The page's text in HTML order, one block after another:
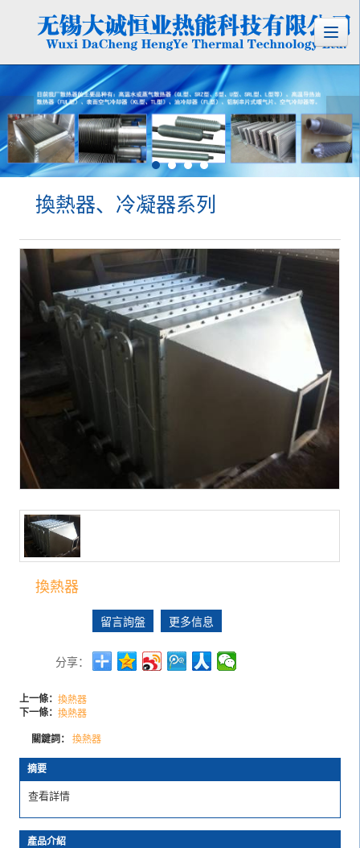
換熱器、冷凝器系列
換熱器
留言詢盤 更多信息
分享：
上一條：換熱器
下一條：換熱器
關鍵詞：換熱器
摘要
查看詳情
產品介紹